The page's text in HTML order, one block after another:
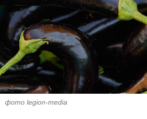
фото legion-media